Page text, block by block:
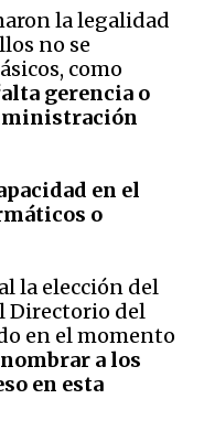
la legalidad
no se
como
gerencia o
en el
o
la elección del
Directorio del
en el momento
a los
en esta